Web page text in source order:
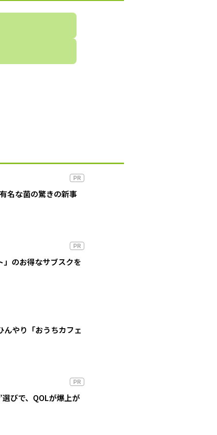
PR
名な菌の驚きの新事
PR
のお得なサブスクを
やり「おうちカフェ
PR
びで、QOLが爆上が